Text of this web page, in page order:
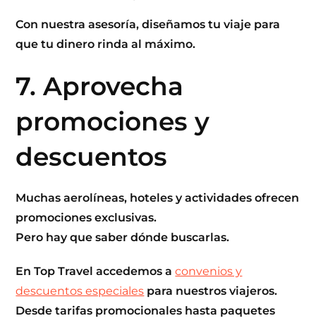
Con nuestraasesoría, diseñamos tu viaje para
que tu dinero rinda al máximo.
7. Aprovecha
promociones y
descuentos
Muchas aerolíneas, hoteles y actividades ofrecen
promociones exclusivas.
Pero hay que saber dónde buscarlas.
EnTop Travel accedemos aconvenios y
descuentos especiales para nuestros viajeros.
Desde tarifas promocionales hasta paquetes